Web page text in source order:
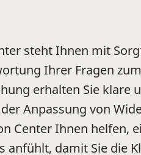
steht Ihnen mit
Ihrer Fragen
erhalten Sie klare
Anpassung von
Center Ihnen helfen,
damit Sie die